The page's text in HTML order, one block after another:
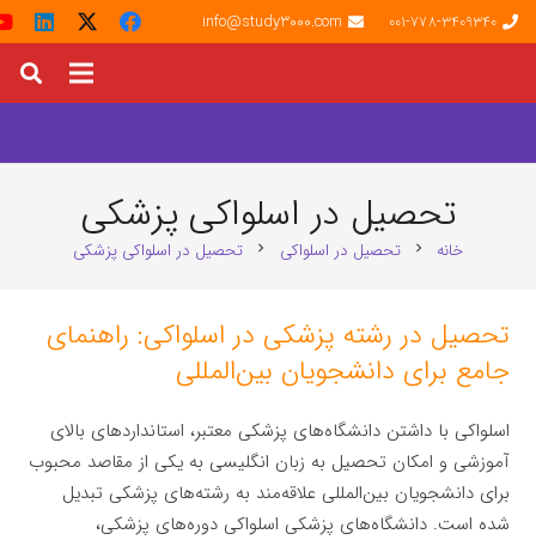
001-778-3409340
info@study3000.com
تحصیل در اسلواکی پزشکی
خانه chevron_right تحصیل در اسلواکی chevron_right تحصیل در اسلواکی پزشکی
تحصیل در رشته پزشکی در اسلواکی: راهنمای
جامع برای دانشجویان بین‌المللی
اسلواکی با داشتن دانشگاه‌های پزشکی معتبر، استانداردهای بالای
آموزشی و امکان تحصیل به زبان انگلیسی به یکی از مقاصد محبوب
برای دانشجویان بین‌المللی علاقه‌مند به رشته‌های پزشکی تبدیل
شده است. دانشگاه‌های پزشکی اسلواکی دوره‌های پزشکی،